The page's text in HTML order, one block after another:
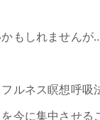
もしれませんが
ルネス瞑想呼
今に集中させる